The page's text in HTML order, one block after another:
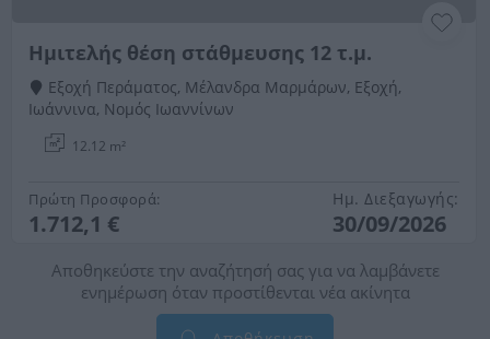
Ημιτελής θέση στάθμευσης 12 τ.μ.
Εξοχή Περάματος, Μέλανδρα Μαρμάρων, Εξοχή,
Ιωάννινα, Νομός Ιωαννίνων
12.12 m²
Πρώτη Προσφορά:
1.712,1 €
Ημ. Διεξαγωγής:
30/09/2026
Αποθηκεύστε την αναζήτησή σας για να λαμβάνετε
ενημέρωση όταν προστίθενται νέα ακίνητα